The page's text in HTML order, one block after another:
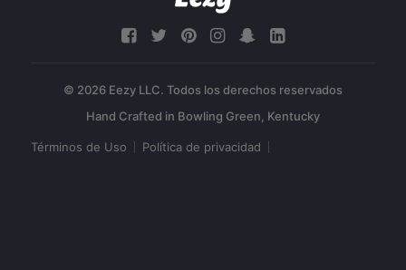
© 2026 Eezy LLC. Todos los derechos reservados
Términos de Uso Política de privacidad